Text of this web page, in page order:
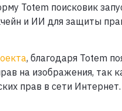
Totem поисковик
и ИИ для защиты
, благодаря Totem
на изображения,
прав в сети Интернет.